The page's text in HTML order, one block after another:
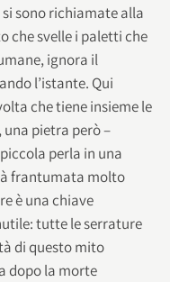
sono richiamate alla
che svelle i paletti che
ignora il
l’istante. Qui
che tiene insieme le
una pietra però –
perla in una
frantumata molto
è una chiave
tutte le serrature
di questo mito
dopo la morte